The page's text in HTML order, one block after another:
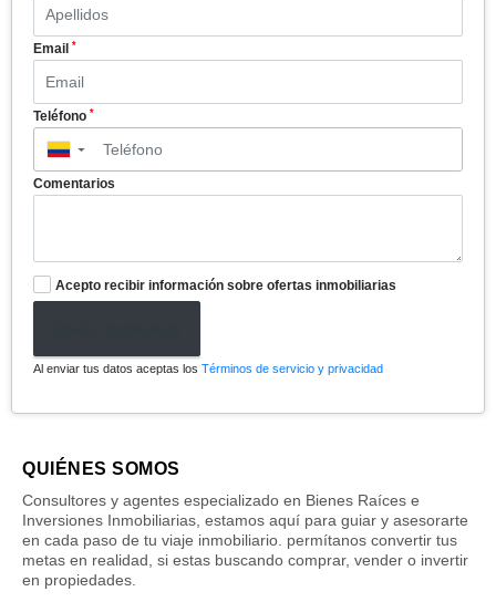
Email *
Teléfono *
▼
Comentarios
Acepto recibir información sobre ofertas inmobiliarias
Al enviar tus datos aceptas los Términos de servicio y privacidad
QUIÉNES SOMOS
Consultores y agentes especializado en Bienes Raíces e
Inversiones Inmobiliarias, estamos aquí para guiar y asesorarte
en cada paso de tu viaje inmobiliario. permítanos convertir tus
metas en realidad, si estas buscando comprar, vender o invertir
en propiedades.